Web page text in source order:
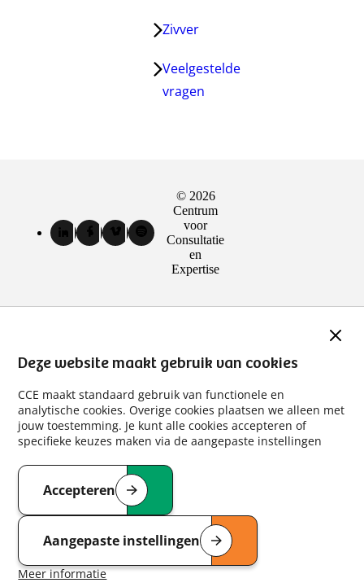
Deze website maakt gebruik van cookies
CCE maakt standaard gebruik van functionele en
analytische cookies. Overige cookies plaatsen we alleen met
jouw toestemming. Je kunt alle cookies accepteren of
specifieke keuzes maken via de aangepaste instellingen
Accepteren
van de cookies die deze website gebruikt
Aangepaste instellingen
van de te accepteren cookies
Meer informatieover cookies op deze website
Zivver
Veelgestelde
vragen
media
kanalen
LinkedIn
link)
Facebook
link)
VimeoSpotify
Centrum
link)
© 2026
Centrum
voor
Consultatie
en
Expertise